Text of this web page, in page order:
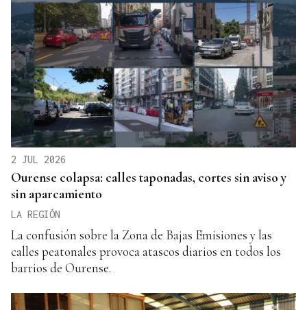
2 JUL 2026
Ourense colapsa: calles taponadas, cortes sin aviso y
sin aparcamiento
LA REGIÓN
La confusión sobre la Zona de Bajas Emisiones y las
calles peatonales provoca atascos diarios en todos los
barrios de Ourense.